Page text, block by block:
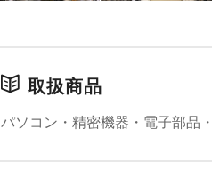
取扱商品
パソコン・精密機器・電子部品